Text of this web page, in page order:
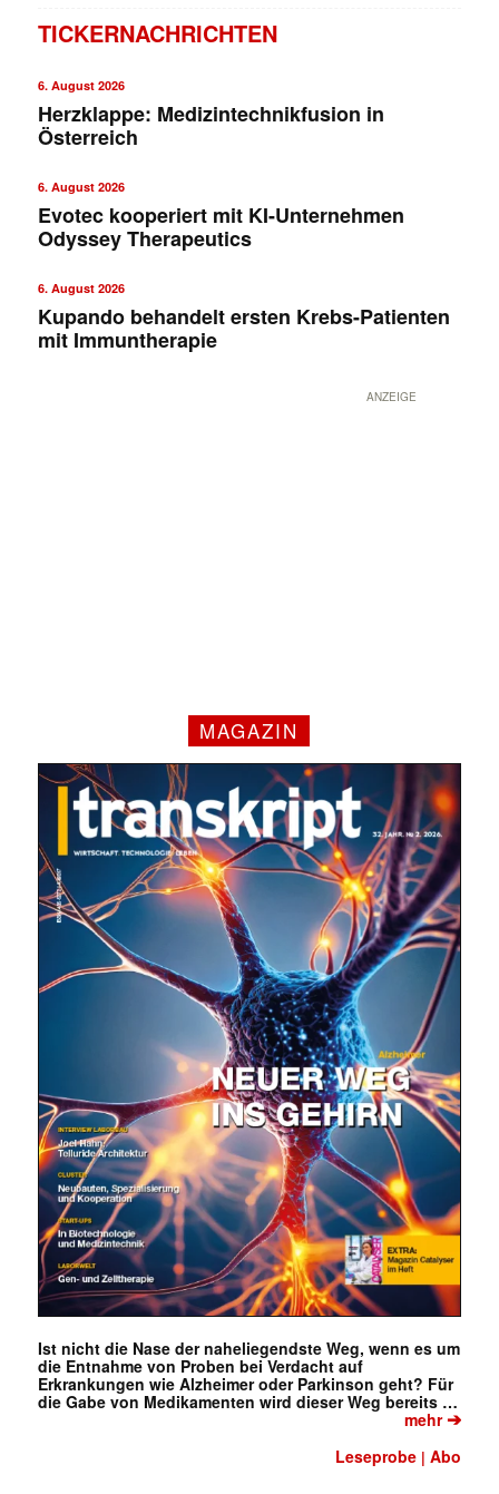
TICKERNACHRICHTEN
6. August 2026
Herzklappe: Medizintechnikfusion in
Österreich
6. August 2026
Evotec kooperiert mit KI-Unternehmen
Odyssey Therapeutics
6. August 2026
Kupando behandelt ersten Krebs-Patienten
mit Immuntherapie
ANZEIGE
MAGAZIN
Ist nicht die Nase der naheliegendste Weg, wenn es um
die Entnahme von Proben bei Verdacht auf
Erkrankungen wie Alzheimer oder Parkinson geht? Für
die Gabe von Medikamenten wird dieser Weg bereits …
mehr➔
Leseprobe |Abo